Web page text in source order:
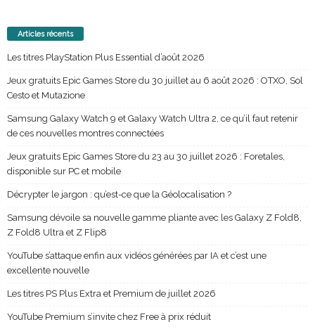
Articles récents
Les titres PlayStation Plus Essential d’août 2026
Jeux gratuits Epic Games Store du 30 juillet au 6 août 2026 : OTXO, Sol
Cesto et Mutazione
Samsung Galaxy Watch 9 et Galaxy Watch Ultra 2, ce qu’il faut retenir
de ces nouvelles montres connectées
Jeux gratuits Epic Games Store du 23 au 30 juillet 2026 : Foretales,
disponible sur PC et mobile
Décrypter le jargon : qu’est-ce que la Géolocalisation ?
Samsung dévoile sa nouvelle gamme pliante avec les Galaxy Z Fold8,
Z Fold8 Ultra et Z Flip8
YouTube s’attaque enfin aux vidéos générées par IA et c’est une
excellente nouvelle
Les titres PS Plus Extra et Premium de juillet 2026
YouTube Premium s’invite chez Free à prix réduit